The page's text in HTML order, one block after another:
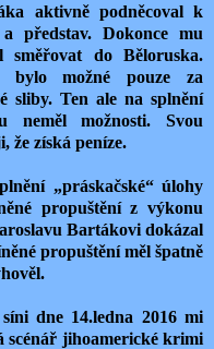
aktivně podněcoval k
představ. Dokonce mu
do Běloruska.
bylo možné pouze za
sliby. Ten ale na splnění
možnosti. Svou
že získá peníze.
„práskačské“ úlohy
propuštění z výkonu
Bartákovi dokázal
propuštění měl špatně
dne 14.ledna 2016 mi
scénář jihoamerické krimi